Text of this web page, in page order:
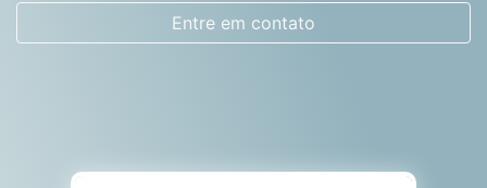
Entre em contato